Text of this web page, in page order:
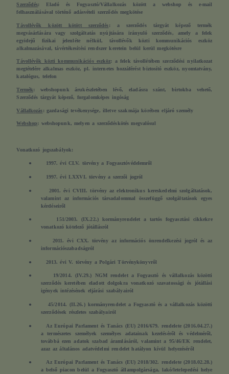
Szerződés: Eladó és Fogyasztó/Vállalkozás között a webshop és e-mail
felhasználásával történő adásvételi szerződés megkötése
Távollévők között kötött szerződés: a szerződés tárgyát képező termék
megvásárlására vagy szolgáltatás nyújtására irányuló szerződés, amely a felek
egyidejű fizikai jelenléte nélkül, távollévők közti kommunikációs eszköz
alkalmazásával, távértékesítési rendszer keretein belül kerül megkötésre
Távollévők közti kommunikációs eszköz: a felek távollétében szerződési nyilatkozat
megtételére alkalmas eszköz, pl. internetes hozzáférést biztosító eszköz, nyomtatvány,
katalógus, telefon
Termék: webshopunk árukészletében lévő, eladásra szánt, birtokba vehető,
Szerződés tárgyát képező, forgalomképes ingóság
Vállalkozás: gazdasági tevékenysége, illetve szakmája körében eljáró személy
Webshop: webshopunk, melyen a szerződéskötés megvalósul
Vonatkozó jogszabályok:
● 1997. évi CLV. törvény a Fogyasztóvédelemről
● 1997. évi LXXVI. törvény a szerzői jogról
●
2001. évi CVIII. törvény az elektronikus kereskedelmi szolgáltatások,
valamint az információs társadalommal összefüggő szolgáltatások egyes
kérdéseiről
●
151/2003. (IX.22.) kormányrendelet a tartós fogyasztási cikkekre
vonatkozó kötelező jótállásról
●
2011. évi CXX. törvény az információs önrendelkezési jogról és az
információszabadságról
● 2013. évi V. törvény a Polgári Törvénykönyvről
●
19/2014. (IV.29.) NGM rendelet a Fogyasztó és vállalkozás közötti
szerződés keretében eladott dolgokra vonatkozó szavatossági és jótállási
igények intézésének eljárási szabályairól
●
45/2014. (II.26.) kormányrendelet a Fogyasztó és a vállalkozás közötti
szerződések részletes szabályairól
●
Az Európai Parlament és Tanács (EU) 2016/679. rendelete (2016.04.27.)
a természetes személyek személyes adatainak kezeléséről és védelméről,
továbbá ezen adatok szabad áramlásáról, valamint a 95/46/EK rendelet,
azaz az általános adatvédelmi rendelet hatályon kívül helyezéséről
●
Az Európai Parlament és Tanács (EU) 2018/302. rendelete (2018.02.28.)
a belső piacon belül a Fogyasztó állampolgársága, lakó/letelepedési helye